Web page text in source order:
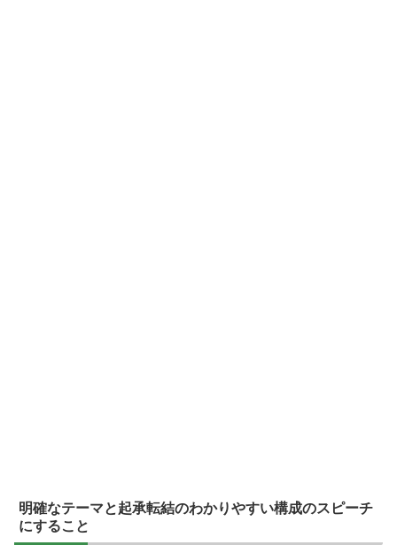
明確なテーマと起承転結のわかりやすい構成のスピーチ
にすること